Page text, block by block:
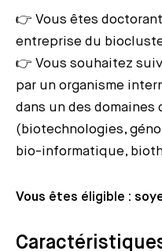
👉 Vous êtes
entreprise du
👉 Vous souhaitez
par un organisme
dans un des domaines
(biotechnologies,
bio-informatique,
Vous êtes éligible :